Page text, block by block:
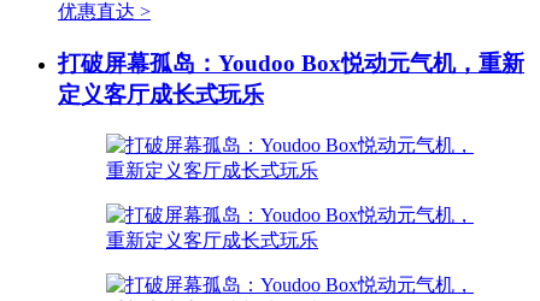
优惠直达 >
打破屏幕孤岛：Youdoo Box悦动元气机，重新
定义客厅成长式玩乐